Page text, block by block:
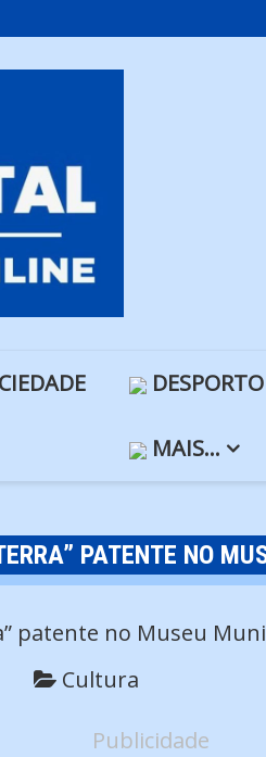
DESPORTO
MAIS…
PATENTE NO
Cultura
Publicidade